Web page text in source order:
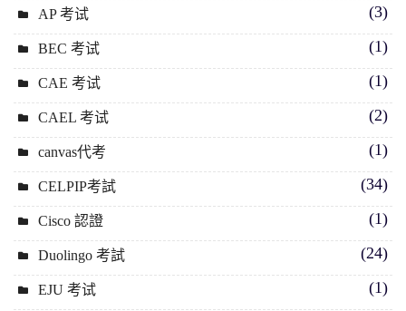
AP 考试 (3)
BEC 考试 (1)
CAE 考试 (1)
CAEL 考试 (2)
canvas代考 (1)
CELPIP考試 (34)
Cisco 認證 (1)
Duolingo 考試 (24)
EJU 考试 (1)